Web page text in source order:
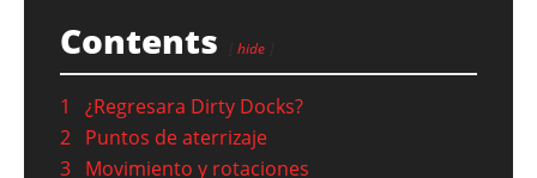
Contents hide
1
¿Regresara Dirty Docks?
2 Puntos de aterrizaje
3 Movimiento y rotaciones